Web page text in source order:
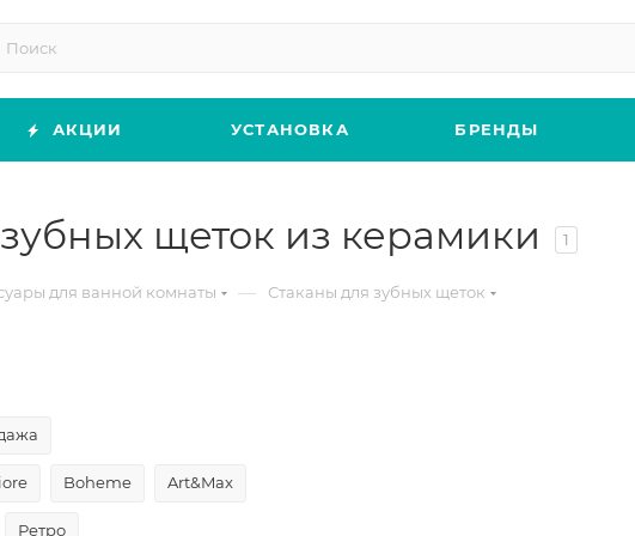
АКЦИИ УСТАНОВКА БРЕНДЫ
щеток из керамики 1
для ванной комнаты — Стаканы для зубных щеток
Boheme Art&Max
Ретро